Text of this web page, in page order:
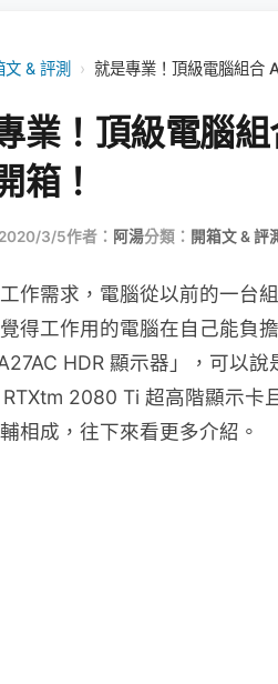
文 & 評測 › 就是專業！頂級電腦組合
業！頂級電腦
箱！
3/5作者： 阿湯分類： 開箱文 & 評
作需求，電腦從以前的一台
得工作用的電腦在自己能負
HDR 顯示器」，可以
2080 Ti 超高階顯示卡
相成，往下來看更多介紹。